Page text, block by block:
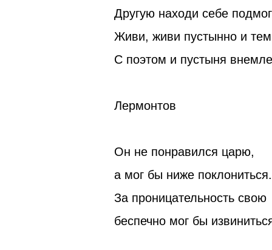
Другую находи себе
Живи, живи пустынно и
С поэтом и пустыня
Лермонтов
Он не понравился царю,
а мог бы ниже поклониться.
За проницательность свою
беспечно мог бы